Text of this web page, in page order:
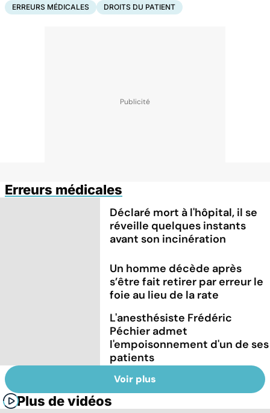
ERREURS MÉDICALES DROITS DU PATIENT
Erreurs médicales
Déclaré mort à l'hôpital, il se
réveille quelques instants
avant son incinération
Un homme décède après
s’être fait retirer par erreur le
foie au lieu de la rate
L'anesthésiste Frédéric
Péchier admet
l'empoisonnement d'un de ses
patients
Voir plus
Plus de vidéos